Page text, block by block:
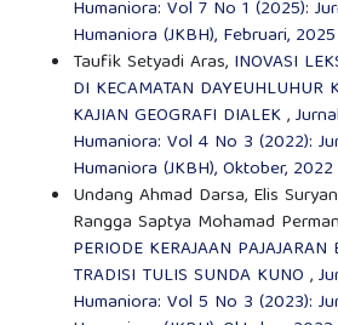
Humaniora: Vol 7 No 1 (2025):
Humaniora (JKBH), Februari, 2025
Taufik Setyadi Aras, INOVASI
DI KECAMATAN DAYEUHLUHUR
KAJIAN GEOGRAFI DIALEK,
Humaniora: Vol 4 No 3 (2022):
Humaniora (JKBH), Oktober, 2022
Undang Ahmad Darsa, Elis
Rangga Saptya Mohamad
PERIODE KERAJAAN PAJAJARAN
TRADISI TULIS SUNDA KUNO ,
Humaniora: Vol 5 No 3 (2023):